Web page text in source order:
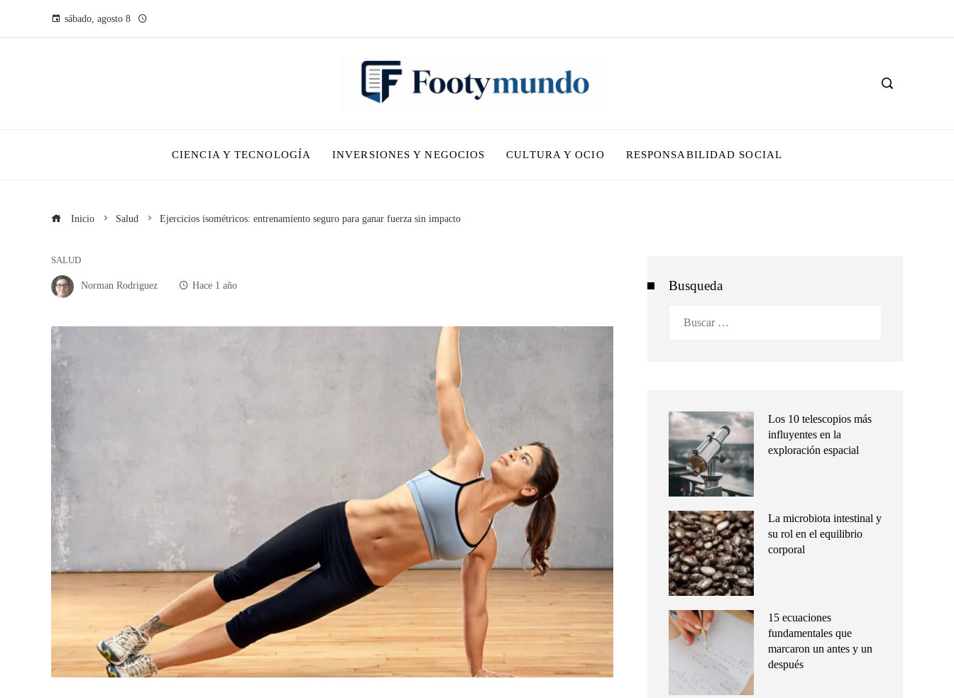
sábado, agosto 8
CIENCIA Y TECNOLOGÍA INVERSIONES Y NEGOCIOS CULTURA Y OCIO RESPONSABILIDAD SOCIAL
Inicio Salud Ejercicios isométricos: entrenamiento seguro para ganar fuerza sin impacto
SALUD
Norman Rodriguez Hace 1 año Busqueda
Los 10 telescopios más
influyentes en la
exploración espacial
La microbiota intestinal y
su rol en el equilibrio
corporal
15 ecuaciones
fundamentales que
marcaron un antes y un
después